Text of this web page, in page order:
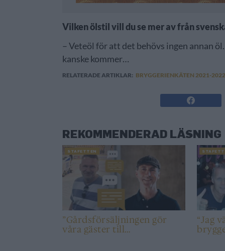
Vilken ölstil vill du se mer av från
– Veteöl för att det behövs ingen annan
kanske kommer…
RELATERADE ARTIKLAR: BRYGGERIENKÄTEN 2021-2022
REKOMMENDERAD LÄSNING
STAFETTEN
”Gårdsförsäljningen gör
våra gäster till
“Jag
bryggerier